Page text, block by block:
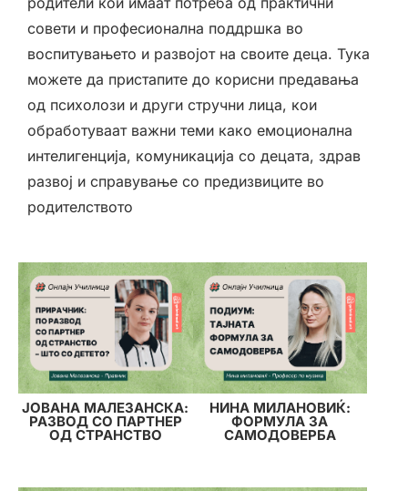
совети и професионална поддршка во
воспитувањето и развојот на своите деца. Тука
можете да пристапите до корисни предавања
од психолози и други стручни лица, кои
обработуваат важни теми како емоционална
интелигенција, комуникација со децата, здрав
развој и справување со предизвиците во
родителството
ЈОВАНА МАЛЕЗАНСКА:
РАЗВОД СО ПАРТНЕР
ОД СТРАНСТВО
НИНА МИЛАНОВИЌ:
ФОРМУЛА ЗА
САМОДОВЕРБА